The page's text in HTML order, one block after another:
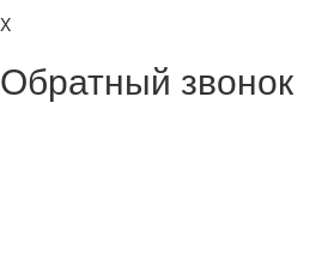
X
Обратный звонок